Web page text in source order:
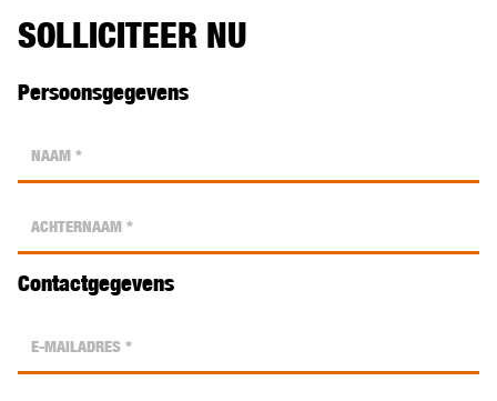
SOLLICITEER NU
Persoonsgegevens
Contactgegevens